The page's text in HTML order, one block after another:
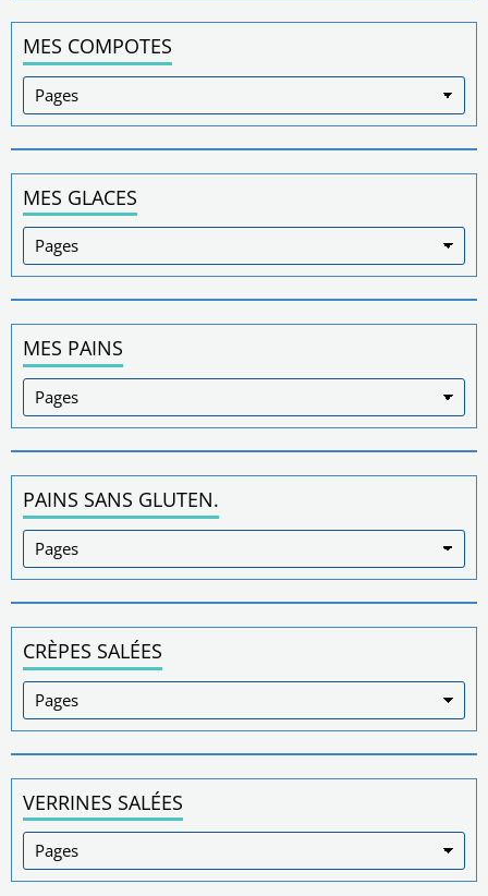
MES COMPOTES
MES GLACES
MES PAINS
PAINS SANS GLUTEN.
CRÈPES SALÉES
VERRINES SALÉES